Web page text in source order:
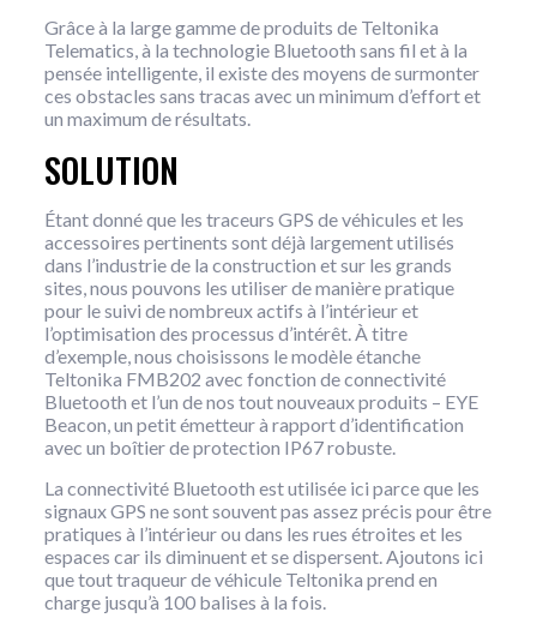
Grâce à la large gamme de produits de Teltonika
Telematics, à la technologie Bluetooth sans fil et à la
pensée intelligente, il existe des moyens de surmonter
ces obstacles sans tracas avec un minimum d’effort et
un maximum de résultats.
SOLUTION
Étant donné que les traceurs GPS de véhicules et les
accessoires pertinents sont déjà largement utilisés
dans l’industrie de la construction et sur les grands
sites, nous pouvons les utiliser de manière pratique
pour le suivi de nombreux actifs à l’intérieur et
l’optimisation des processus d’intérêt. À titre
d’exemple, nous choisissons le modèle étanche
Teltonika FMB202 avec fonction de connectivité
Bluetooth et l’un de nos tout nouveaux produits – EYE
Beacon, un petit émetteur à rapport d’identification
avec un boîtier de protection IP67 robuste.
La connectivité Bluetooth est utilisée ici parce que les
signaux GPS ne sont souvent pas assez précis pour être
pratiques à l’intérieur ou dans les rues étroites et les
espaces car ils diminuent et se dispersent. Ajoutons ici
que tout traqueur de véhicule Teltonika prend en
charge jusqu’à 100 balises à la fois.